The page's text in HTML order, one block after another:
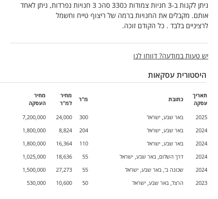
ניתן לקנות ב-3 חניות צמודות כ330 סהכ 3 חנויות נפרדות, ניתן לאחד
אותם. מקבלים את החנויות ברמה של ריצוף טייח וחשמל
לרציניים בלבד . כל הקודם זוכה.
יש טעות במודעה? דווחו לנו
היסטורית עסקאות
תאריך
עסקה
כתובת מ"ר
מחיר
למ"ר
מחיר
העסקה
2025
באר שבע, ישראל 300
24,000
7,200,000
2024
באר שבע, ישראל 204
8,824
1,800,000
2024
באר שבע, ישראל 110
16,364
1,800,000
2024
דרך השלום, באר שבע, ישראל 55
18,636
1,025,000
2024
שכונה ב', באר שבע, ישראל 55
27,273
1,500,000
2023
הרצל, באר שבע, ישראל 50
10,600
530,000